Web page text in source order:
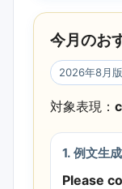
2026/
め例題を
イントを
今月のお
2026年8月
対象表現：
1. 例文生成
Please